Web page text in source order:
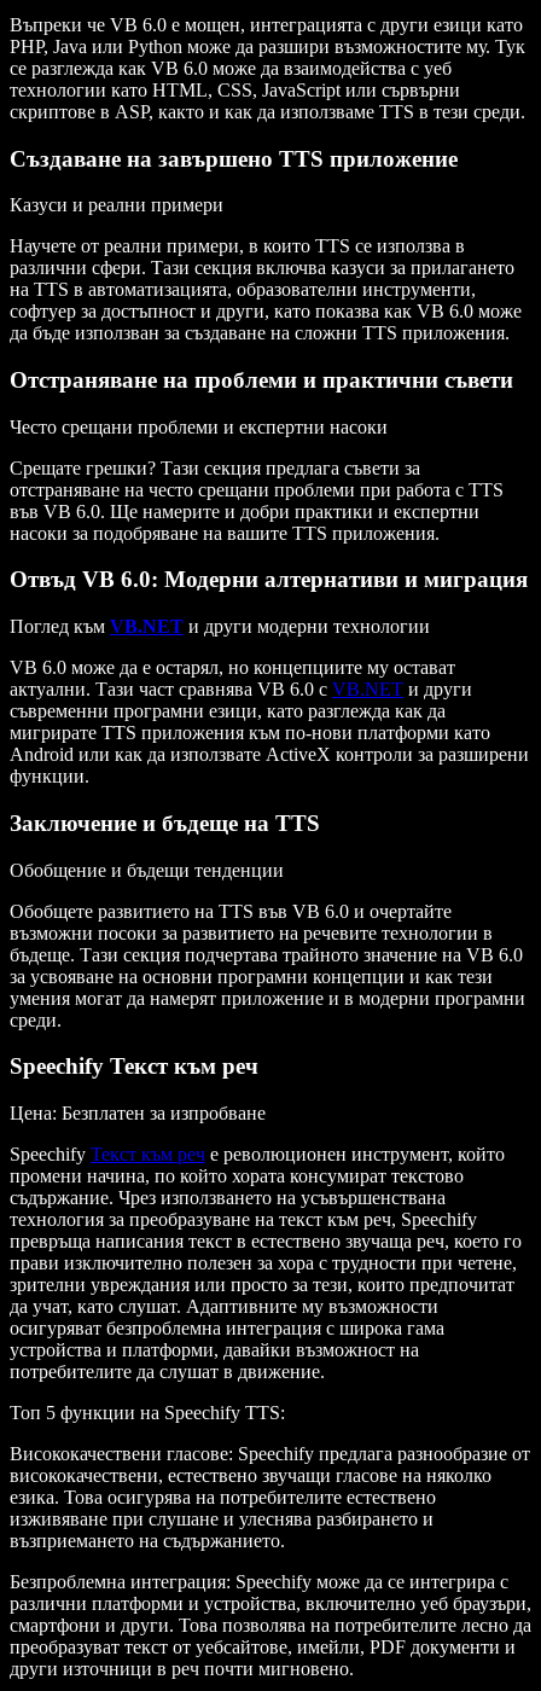
Въпреки че VB 6.0 е мощен, интеграцията с други езици като
PHP, Java или Python може да разшири възможностите му. Тук
се разглежда как VB 6.0 може да взаимодейства с уеб
технологии като HTML, CSS, JavaScript или сървърни
скриптове в ASP, както и как да използваме TTS в тези среди.
Създаване на завършено TTS приложение
Казуси и реални примери
Научете от реални примери, в които TTS се използва в
различни сфери. Тази секция включва казуси за прилагането
на TTS в автоматизацията, образователни инструменти,
софтуер за достъпност и други, като показва как VB 6.0 може
да бъде използван за създаване на сложни TTS приложения.
Отстраняване на проблеми и практични съвети
Често срещани проблеми и експертни насоки
Срещате грешки? Тази секция предлага съвети за
отстраняване на често срещани проблеми при работа с TTS
във VB 6.0. Ще намерите и добри практики и експертни
насоки за подобряване на вашите TTS приложения.
Отвъд VB 6.0: Модерни алтернативи и миграция
Поглед към VB.NET и други модерни технологии
VB 6.0 може да е остарял, но концепциите му остават
актуални. Тази част сравнява VB 6.0 с VB.NET и други
съвременни програмни езици, като разглежда как да
мигрирате TTS приложения към по-нови платформи като
Android или как да използвате ActiveX контроли за разширени
функции.
Заключение и бъдеще на TTS
Обобщение и бъдещи тенденции
Обобщете развитието на TTS във VB 6.0 и очертайте
възможни посоки за развитието на речевите технологии в
бъдеще. Тази секция подчертава трайното значение на VB 6.0
за усвояване на основни програмни концепции и как тези
умения могат да намерят приложение и в модерни програмни
среди.
Speechify Текст към реч
Цена: Безплатен за изпробване
Speechify Текст към реч е революционен инструмент, който
промени начина, по който хората консумират текстово
съдържание. Чрез използването на усъвършенствана
технология за преобразуване на текст към реч, Speechify
превръща написания текст в естествено звучаща реч, което го
прави изключително полезен за хора с трудности при четене,
зрителни увреждания или просто за тези, които предпочитат
да учат, като слушат. Адаптивните му възможности
осигуряват безпроблемна интеграция с широка гама
устройства и платформи, давайки възможност на
потребителите да слушат в движение.
Топ 5 функции на Speechify TTS:
Висококачествени гласове: Speechify предлага разнообразие от
висококачествени, естествено звучащи гласове на няколко
езика. Това осигурява на потребителите естествено
изживяване при слушане и улеснява разбирането и
възприемането на съдържанието.
Безпроблемна интеграция: Speechify може да се интегрира с
различни платформи и устройства, включително уеб браузъри,
смартфони и други. Това позволява на потребителите лесно да
преобразуват текст от уебсайтове, имейли, PDF документи и
други източници в реч почти мигновено.